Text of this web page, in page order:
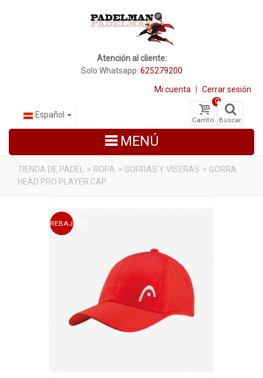
Atención al cliente:
Solo Whatsapp: 625279200
Mi cuenta Cerrar sesión
Carrito:
0
Buscar
Español
MENÚ
ZAPATILLAS DE PADEL
TIENDA DE PADEL > ROPA > GORRAS Y VISERAS > GORRA
HEAD PRO PLAYER CAP
REBAJADO